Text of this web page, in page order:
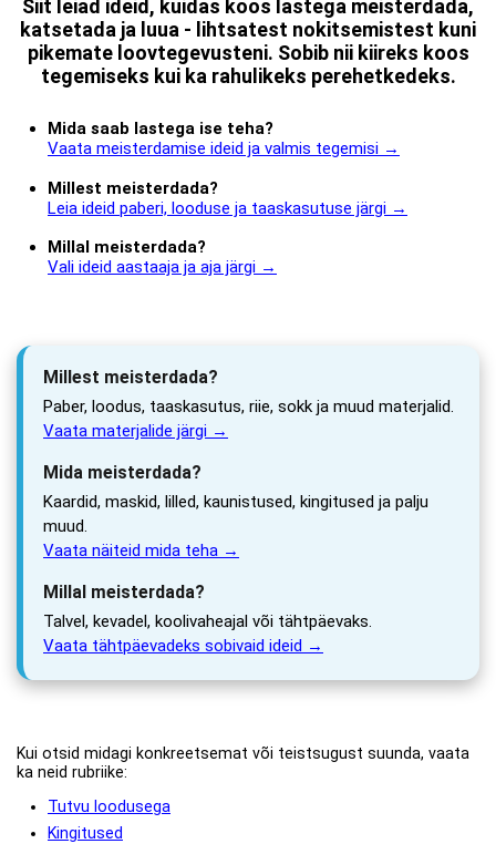
Siit leiad ideid, kuidas koos lastega meisterdada,
katsetada ja luua - lihtsatest nokitsemistest kuni
pikemate loovtegevusteni. Sobib nii kiireks koos
tegemiseks kui ka rahulikeks perehetkedeks.
Mida saab lastega ise teha?
Vaata meisterdamise ideid ja valmis tegemisi →
Millest meisterdada?
Leia ideid paberi, looduse ja taaskasutuse järgi →
Millal meisterdada?
Vali ideid aastaaja ja aja järgi →
Millest meisterdada?
Paber, loodus, taaskasutus, riie, sokk ja muud materjalid.
Vaata materjalide järgi →
Mida meisterdada?
Kaardid, maskid, lilled, kaunistused, kingitused ja palju
muud.
Vaata näiteid mida teha →
Millal meisterdada?
Talvel, kevadel, koolivaheajal või tähtpäevaks.
Vaata tähtpäevadeks sobivaid ideid →
Kui otsid midagi konkreetsemat või teistsugust suunda, vaata
ka neid rubriike:
Tutvu loodusega
Kingitused